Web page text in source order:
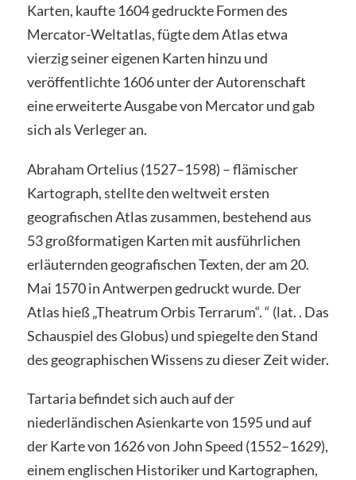
Karten, kaufte 1604 gedruckte Formen des
Mercator-Weltatlas, fügte dem Atlas etwa
vierzig seiner eigenen Karten hinzu und
veröffentlichte 1606 unter der Autorenschaft
eine erweiterte Ausgabe von Mercator und gab
sich als Verleger an.
Abraham Ortelius (1527–1598) – flämischer
Kartograph, stellte den weltweit ersten
geografischen Atlas zusammen, bestehend aus
53 großformatigen Karten mit ausführlichen
erläuternden geografischen Texten, der am 20.
Mai 1570 in Antwerpen gedruckt wurde. Der
Atlas hieß „Theatrum Orbis Terrarum“. “ (lat. . Das
Schauspiel des Globus) und spiegelte den Stand
des geographischen Wissens zu dieser Zeit wider.
Tartaria befindet sich auch auf der
niederländischen Asienkarte von 1595 und auf
der Karte von 1626 von John Speed ​​​​(1552–1629),
einem englischen Historiker und Kartographen,